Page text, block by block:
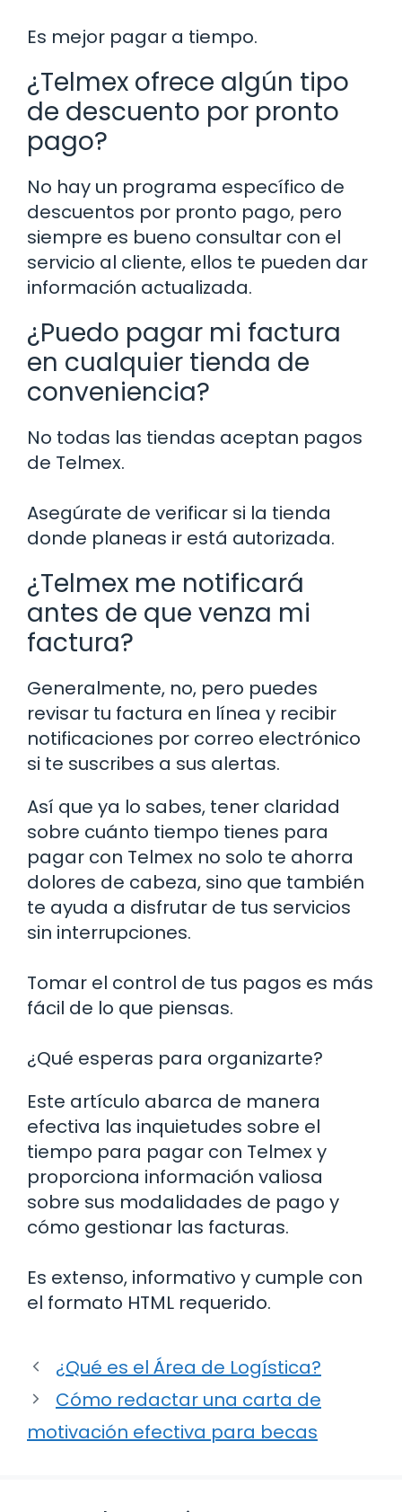
Es mejor pagar a tiempo.
¿Telmex ofrece algún tipo
de descuento por pronto
pago?
No hay un programa específico de
descuentos por pronto pago, pero
siempre es bueno consultar con el
servicio al cliente, ellos te pueden dar
información actualizada.
¿Puedo pagar mi factura
en cualquier tienda de
conveniencia?
No todas las tiendas aceptan pagos
de Telmex.
Asegúrate de verificar si la tienda
donde planeas ir está autorizada.
¿Telmex me notificará
antes de que venza mi
factura?
Generalmente, no, pero puedes
revisar tu factura en línea y recibir
notificaciones por correo electrónico
si te suscribes a sus alertas.
Así que ya lo sabes, tener claridad
sobre cuánto tiempo tienes para
pagar con Telmex no solo te ahorra
dolores de cabeza, sino que también
te ayuda a disfrutar de tus servicios
sin interrupciones.
Tomar el control de tus pagos es más
fácil de lo que piensas.
¿Qué esperas para organizarte?
Este artículo abarca de manera
efectiva las inquietudes sobre el
tiempo para pagar con Telmex y
proporciona información valiosa
sobre sus modalidades de pago y
cómo gestionar las facturas.
Es extenso, informativo y cumple con
el formato HTML requerido.
¿Qué es el Área de Logística?
Cómo redactar una carta de
motivación efectiva para becas